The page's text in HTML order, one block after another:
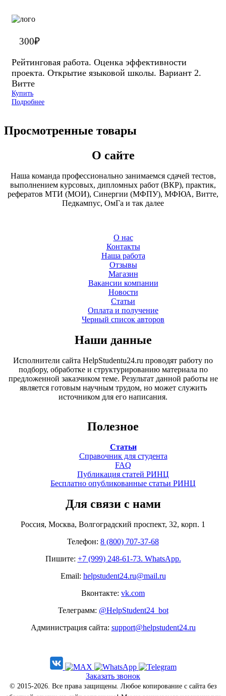
300₽
Рейтинговая работа. Оценка эффективности
проекта. Открытие языковой школы. Вариант 2.
Витте
Купить
Подробнее
Просмотренные товары
О сайте
Наша команда профессионально занимаемся сдачей тестов,
выполнением курсовых, дипломных работ (ВКР), практик,
рефератов МТИ (МОИ), Синергии (МФПУ), МФЮА, Витте,
Педкампус, ОмГа и так далее
О нас
Контакты
Наша работа
Отзывы
Магазин
Вакансии компании
Новости
Статьи
Оплата и получение
Черный список авторов
Наши данные
Исполнители сайта HelpStudentu24.ru проводят работу по
подбору, обработке и структурированию материала по
предложенной заказчиком теме. Результат данной работы не
является готовым научным трудом, но может служить
источником для его написания.
Полезное
Статьи
Справочник для студента
FAQ
Публикация статей РИНЦ
Бесплатно опубликованные статьи РИНЦ
Для связи с нами
Россия, Москва, Волгоградский проспект, 32, корп. 1
Телефон: 8 (800) 707-37-68
Пишите: +7 (999) 248-61-73. WhatsApp.
Email: helpstudent24.ru@mail.ru
Вконтакте: vk.com
Телеграмм: @HelpStudent24_bot
Администрация сайта: support@helpstudent24.ru
Заказать звонок
© 2015-2026. Все права защищены. Любое копирование с сайта без